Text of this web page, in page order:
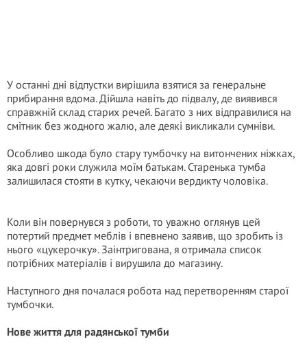
У останні дні відпустки вирішила взятися за генеральне
прибирання вдома. Дійшла навіть до підвалу, де виявився
справжній склад старих речей. Багато з них відправилися на
смітник без жодного жалю, але деякі викликали сумніви.
Особливо шкода було стару тумбочку на витончених ніжках,
яка довгі роки служила моїм батькам. Старенька тумба
залишилася стояти в кутку, чекаючи вердикту чоловіка.
Коли він повернувся з роботи, то уважно оглянув цей
потертий предмет меблів і впевнено заявив, що зробить із
нього «цукерочку». Заінтригована, я отримала список
потрібних матеріалів і вирушила до магазину.
Наступного дня почалася робота над перетворенням старої
тумбочки.
Нове життя для радянської тумби